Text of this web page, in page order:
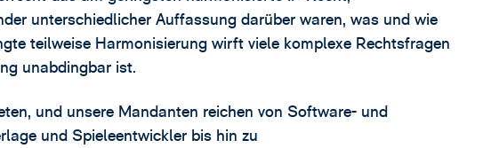
unterschiedlicher Auffassung darüber waren, was und wie
teilweise Harmonisierung wirft viele komplexe Rechtsfragen
unabdingbar ist.
und unsere Mandanten reichen von Software- und
und Spieleentwickler bis hin zu